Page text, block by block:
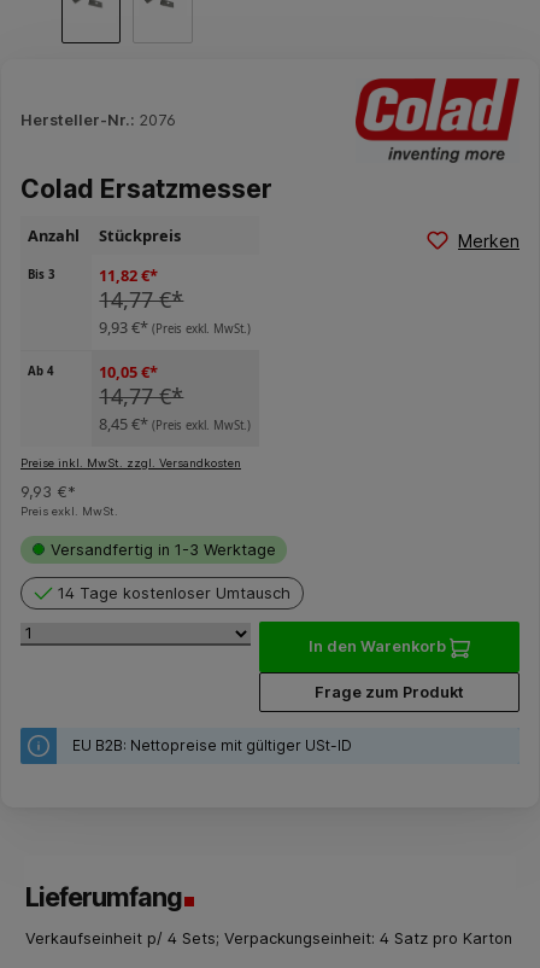
Hersteller-Nr.: 2076
Colad Ersatzmesser
Anzahl Stückpreis
Bis3 11,82 €*
14,77 €*
9,93 €*(Preis exkl. MwSt.)
Ab4 10,05 €*
14,77 €*
8,45 €*(Preis exkl. MwSt.)
Merken
Preise inkl. MwSt. zzgl. Versandkosten
9,93 €*
Preis exkl. MwSt.
Versandfertig in 1-3 Werktage
14 Tage kostenloser Umtausch
In den Warenkorb
Frage zum Produkt
EU B2B: Nettopreise mit gültiger USt-ID
Lieferumfang
Verkaufseinheit p/ 4 Sets; Verpackungseinheit: 4 Satz pro Karton